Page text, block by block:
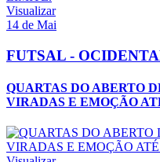
Visualizar
14 de Mai
FUTSAL -
QUARTAS DO ABERTO
VIRADAS E EMOÇÃO